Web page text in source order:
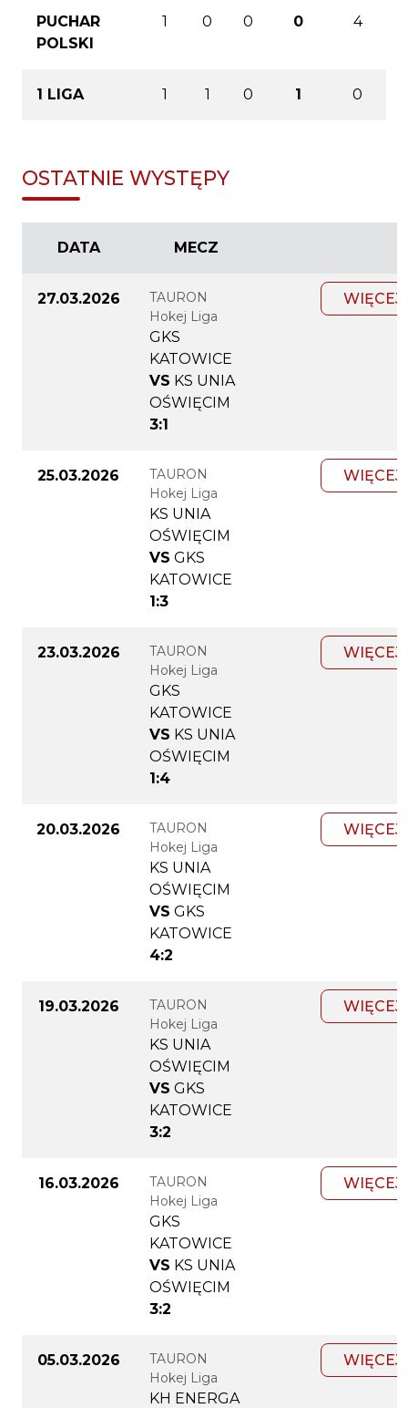
PUCHAR
POLSKI
1 0 0 0 4
1 LIGA 1 1 0 1 0
OSTATNIE WYSTĘPY
DATA MECZ
27.03.2026
TAURON
Hokej Liga
GKS
KATOWICE
VS KS UNIA
OŚWIĘCIM
3:1
WIĘCEJ
25.03.2026
TAURON
Hokej Liga
KS UNIA
OŚWIĘCIM
VS GKS
KATOWICE
1:3
WIĘCEJ
23.03.2026
TAURON
Hokej Liga
GKS
KATOWICE
VS KS UNIA
OŚWIĘCIM
1:4
WIĘCEJ
20.03.2026
TAURON
Hokej Liga
KS UNIA
OŚWIĘCIM
VS GKS
KATOWICE
4:2
WIĘCEJ
19.03.2026
TAURON
Hokej Liga
KS UNIA
OŚWIĘCIM
VS GKS
KATOWICE
3:2
WIĘCEJ
16.03.2026
TAURON
Hokej Liga
GKS
KATOWICE
VS KS UNIA
OŚWIĘCIM
3:2
WIĘCEJ
05.03.2026
TAURON
Hokej Liga
KH ENERGA
WIĘCEJ